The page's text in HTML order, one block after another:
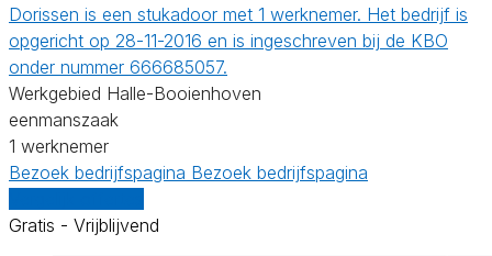
Dorissen is een stukadoor met 1 werknemer. Het bedrijf is
opgericht op 28-11-2016 en is ingeschreven bij de KBO
onder nummer 666685057.
Werkgebied Halle-Booienhoven
eenmanszaak
1 werknemer
Bezoek bedrijfspagina Bezoek bedrijfspagina
Gratis - Vrijblijvend